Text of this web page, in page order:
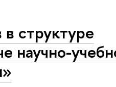
структуре
научно-